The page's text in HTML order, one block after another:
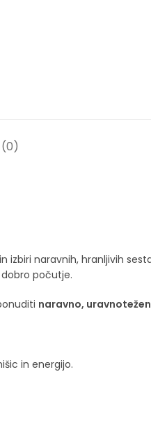
(0)
in izbiri naravnih, hranljivih
počutje.
naravno,
in energijo.